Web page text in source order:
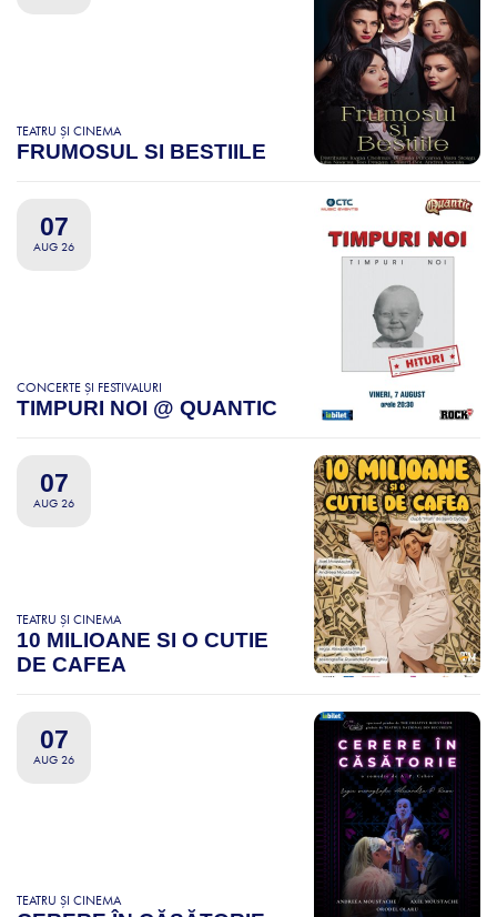
TEATRU ȘI CINEMA
FRUMOSUL SI BESTIILE
07
AUG 26
CONCERTE ȘI FESTIVALURI
TIMPURI NOI @ QUANTIC
07
AUG 26
TEATRU ȘI CINEMA
10 MILIOANE SI O CUTIE
DE CAFEA
07
AUG 26
TEATRU ȘI CINEMA